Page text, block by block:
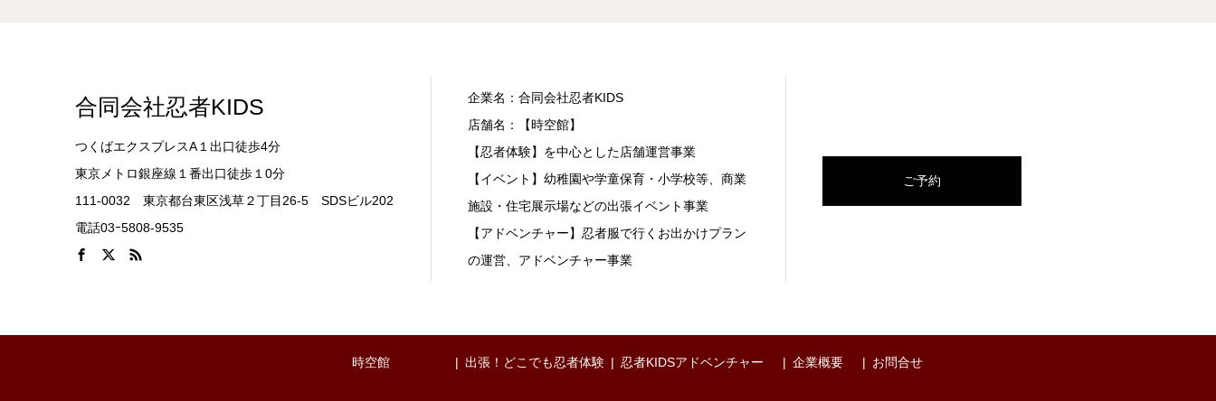
合同会社忍者KIDS
つくばエクスプレスA１出口徒歩4分
東京メトロ銀座線１番出口徒歩１0分
111-0032 東京都台東区浅草２丁目26-5 SDSビル202
電話03ｰ5808-9535
企業名：合同会社忍者KIDS
店舗名：【時空館】
【忍者体験】を中心とした店舗運営事業
【イベント】幼稚園や学童保育・小学校等、商業
施設・住宅展示場などの出張イベント事業
【アドベンチャー】忍者服で行くお出かけプラン
の運営、アドベンチャー事業
ご予約
時空館 出張！どこでも忍者体験 忍者KIDSアドベンチャー 企業概要 お問合せ